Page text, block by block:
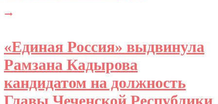
«Единая Россия» выдвинула
Рамзана Кадырова
кандидатом на должность